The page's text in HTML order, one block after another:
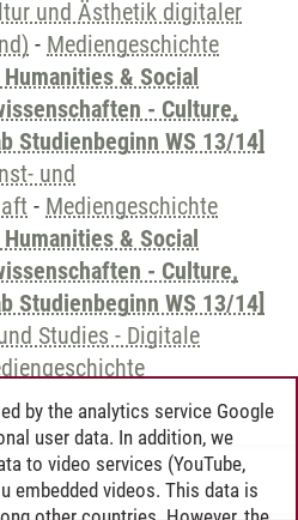
und Ästhetik digitaler
- Mediengeschichte
& Social
- Culture,
Studienbeginn WS 13/14]
und
- Mediengeschichte
& Social
- Culture,
Studienbeginn WS 13/14]
Studies - Digitale
by the analytics service Google
user data. In addition, we
to video services (YouTube,
embedded videos. This data is